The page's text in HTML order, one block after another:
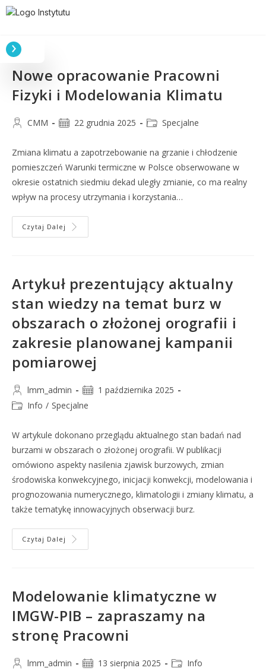
Nowe opracowanie Pracowni
Fizyki i Modelowania Klimatu
CMM 22 grudnia 2025 Specjalne
Zmiana klimatu a zapotrzebowanie na grzanie i chłodzenie
pomieszczeń Warunki termiczne w Polsce obserwowane w
okresie ostatnich siedmiu dekad uległy zmianie, co ma realny
wpływ na procesy utrzymania i korzystania…
Czytaj Dalej
Artykuł prezentujący aktualny
stan wiedzy na temat burz w
obszarach o złożonej orografii i
zakresie planowanej kampanii
pomiarowej
lmm_admin
1 października 2025
Info / Specjalne
W artykule dokonano przeglądu aktualnego stan badań nad
burzami w obszarach o złożonej orografii. W publikacji
omówiono aspekty nasilenia zjawisk burzowych, zmian
środowiska konwekcyjnego, inicjacji konwekcji, modelowania i
prognozowania numerycznego, klimatologii i zmiany klimatu, a
także tematykę innowacyjnych obserwacji burz.
Czytaj Dalej
Modelowanie klimatyczne w
IMGW-PIB – zapraszamy na
stronę Pracowni
lmm_admin 13 sierpnia 2025 Info